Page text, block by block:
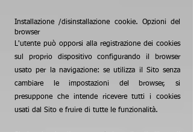
Installazione /disinstallazione cookie. Opzioni del
browser
L'utente può opporsi alla registrazione dei cookies
sul proprio dispositivo configurando il browser
usato per la navigazione: se utilizza il Sito senza
cambiare le impostazioni del browser, si
presuppone che intende ricevere tutti i cookies
usati dal Sito e fruire di tutte le funzionalità.